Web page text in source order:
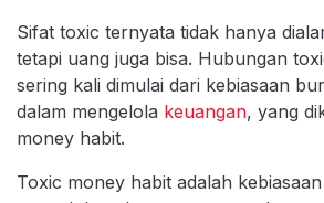
Sifat toxic ternyata tidak hanya
tetapi uang juga bisa. Hubungan
sering kali dimulai dari kebiasaan
dalam mengelola keuangan, yang
money habit.
Toxic money habit adalah